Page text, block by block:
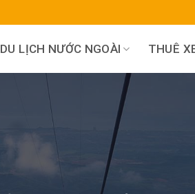
DU LỊCH NƯỚC NGOÀI THUÊ